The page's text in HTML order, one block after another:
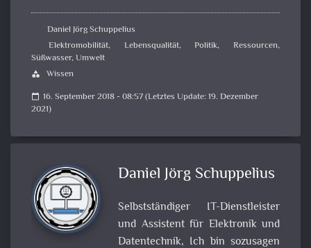
Daniel Jörg Schuppelius
Elektromobilität, Lebensqualität,Politik,Ressourcen,
Süßwasser,Umwelt
category Wissen
calendar_today 16. September 2018 - 08:57 (Letztes Update: 19. Dezember
2021)
Daniel Jörg Schuppelius
Selbstständiger IT-Dienstleister
und Assistent für Elektronik und
Datentechnik, Ich bin sozusagen